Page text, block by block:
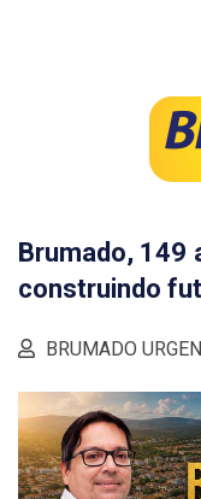
Brumado, 149
construindo
BRUMADO